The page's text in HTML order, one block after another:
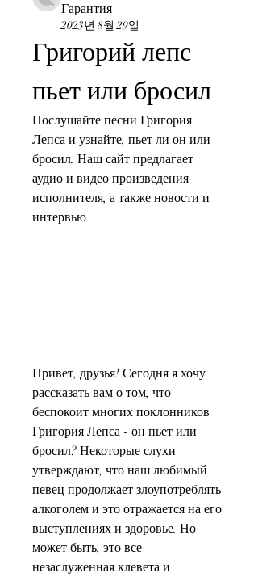
Гарантия
2023년 8월 29일
Григорий лепс
пьет или бросил
Послушайте песни Григория
Лепса и узнайте, пьет ли он или
бросил. Наш сайт предлагает
аудио и видео произведения
исполнителя, а также новости и
интервью.
Привет, друзья! Сегодня я хочу
рассказать вам о том, что
беспокоит многих поклонников
Григория Лепса - он пьет или
бросил? Некоторые слухи
утверждают, что наш любимый
певец продолжает злоупотреблять
алкоголем и это отражается на его
выступлениях и здоровье. Но
может быть, это все
незаслуженная клевета и